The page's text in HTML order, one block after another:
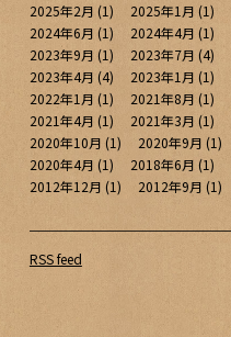
2025年2月 (1) 2025年1月 (1)
2024年6月 (1) 2024年4月 (1)
2023年9月 (1) 2023年7月 (4)
2023年4月 (4) 2023年1月 (1)
2022年1月 (1) 2021年8月 (1)
2021年4月 (1) 2021年3月 (1)
2020年10月 (1) 2020年9月 (1)
2020年4月 (1) 2018年6月 (1)
2012年12月 (1) 2012年9月 (1)
RSS feed